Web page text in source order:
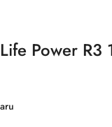
Power R3